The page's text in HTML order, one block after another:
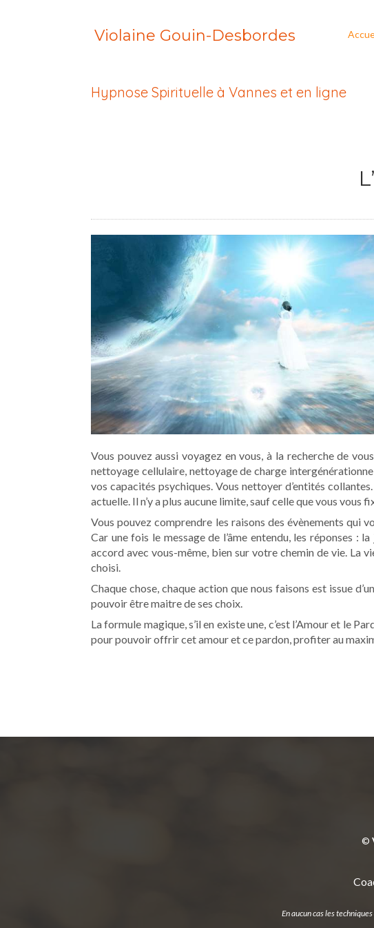
Violaine Gouin-Desbordes
Hypnose Spirituelle à Vannes et en ligne
Vous pouvez aussi voyagez en vous, à la recherche de
nettoyage cellulaire, nettoyage de charge
vos capacités psychiques. Vous nettoyer d’entités
actuelle. Il n’y a plus aucune limite, sauf celle que vous vous
Vous pouvez comprendre les raisons des évènements qui
Car une fois le message de l’âme entendu, les réponses :
accord avec vous-même, bien sur votre chemin de vie. La
choisi.
Chaque chose, chaque action que nous faisons est issue
pouvoir être maitre de ses choix.
La formule magique, s’il en existe une, c’est l’Amour et le
pour pouvoir offrir cet amour et ce pardon, profiter au
©
En aucun cas les